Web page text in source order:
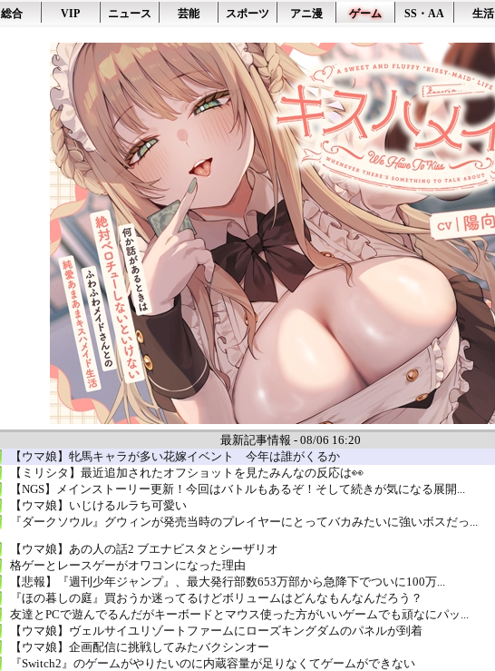
総合 VIP ニュース 芸能 スポーツ アニ漫 ゲーム SS・AA 生活
最新記事情報 - 08/06 16:20
【ウマ娘】牝馬キャラが多い花嫁イベント 今年は誰がくるか
【ミリシタ】最近追加されたオフショットを見たみんなの反応は👀
【NGS】メインストーリー更新！今回はバトルもあるぞ！そして続きが気になる展開...
【ウマ娘】いじけるルラち可愛い
『ダークソウル』グウィンが発売当時のプレイヤーにとってバカみたいに強いボスだっ...
【ウマ娘】あの人の話2 ブエナビスタとシーザリオ
格ゲーとレースゲーがオワコンになった理由
【悲報】『週刊少年ジャンプ』、最大発行部数653万部から急降下でついに100万...
『ほの暮しの庭』買おうか迷ってるけどボリュームはどんなもんなんだろう？
友達とPCで遊んでるんだがキーボードとマウス使った方がいいゲームでも頑なにパッ...
【ウマ娘】ヴェルサイユリゾートファームにローズキングダムのパネルが到着
【ウマ娘】企画配信に挑戦してみたバクシンオー
『Switch2』のゲームがやりたいのに内蔵容量が足りなくてゲームができない